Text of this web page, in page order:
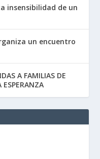
insensibilidad de un
un encuentro
A FAMILIAS DE
ESPERANZA